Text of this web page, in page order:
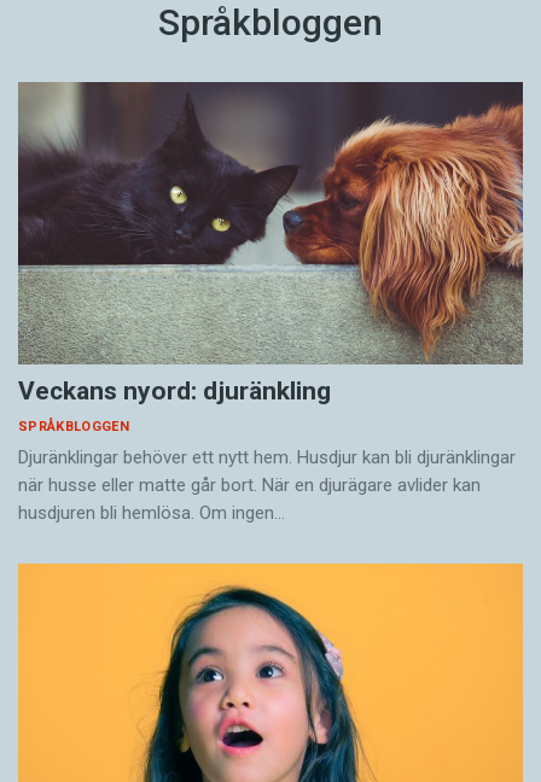
Språkbloggen
Veckans nyord: djuränkling
SPRÅKBLOGGEN
Djuränklingar behöver ett nytt hem. Husdjur kan bli djuränklingar
när husse eller matte går bort. När en djurägare avlider kan
husdjuren bli hemlösa. Om ingen…